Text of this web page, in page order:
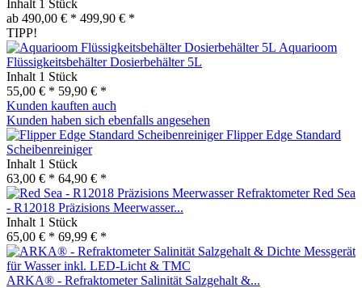
Inhalt 1 Stück
ab 490,00 € * 499,90 € *
TIPP!
Aquarioom
Flüssigkeitsbehälter Dosierbehälter 5L
Inhalt 1 Stück
55,00 € * 59,90 € *
Kunden kauften auch
Kunden haben sich ebenfalls angesehen
Flipper Edge Standard
Scheibenreiniger
Inhalt 1 Stück
63,00 € * 64,90 € *
Red Sea
- R12018 Präzisions Meerwasser...
Inhalt 1 Stück
65,00 € * 69,99 € *
ARKA® - Refraktometer Salinität Salzgehalt &...